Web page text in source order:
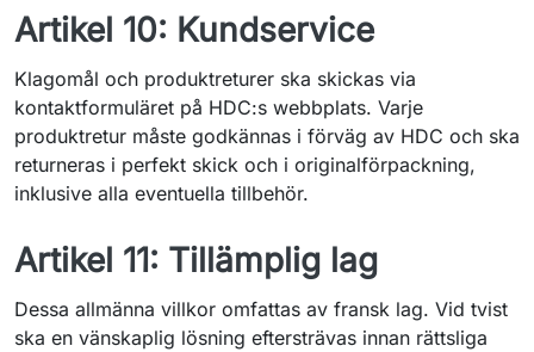
Artikel 10: Kundservice
Klagomål och produktreturer ska skickas via
kontaktformuläret på HDC:s webbplats. Varje
produktretur måste godkännas i förväg av HDC och ska
returneras i perfekt skick och i originalförpackning,
inklusive alla eventuella tillbehör.
Artikel 11: Tillämplig lag
Dessa allmänna villkor omfattas av fransk lag. Vid tvist
ska en vänskaplig lösning eftersträvas innan rättsliga